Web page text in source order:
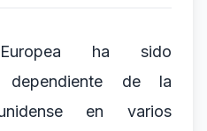
ha sido
dependiente de la
en varios